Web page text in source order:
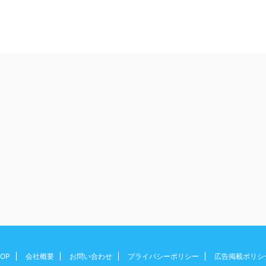
会社概要 お問い合わせ プライバシーポリシー 広告掲載ポリシ